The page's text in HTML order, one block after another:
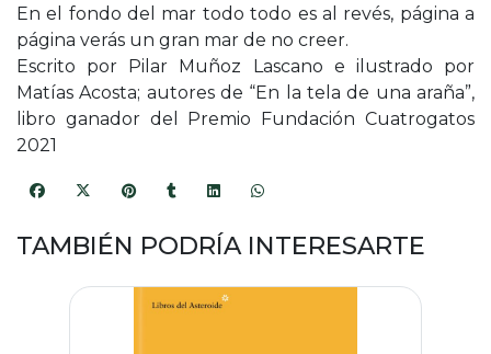
En el fondo del mar todo todo es al revés, página a
página verás un gran mar de no creer.
Escrito por Pilar Muñoz Lascano e ilustrado por
Matías Acosta; autores de “En la tela de una araña”,
libro ganador del Premio Fundación Cuatrogatos
2021
TAMBIÉN PODRÍA INTERESARTE